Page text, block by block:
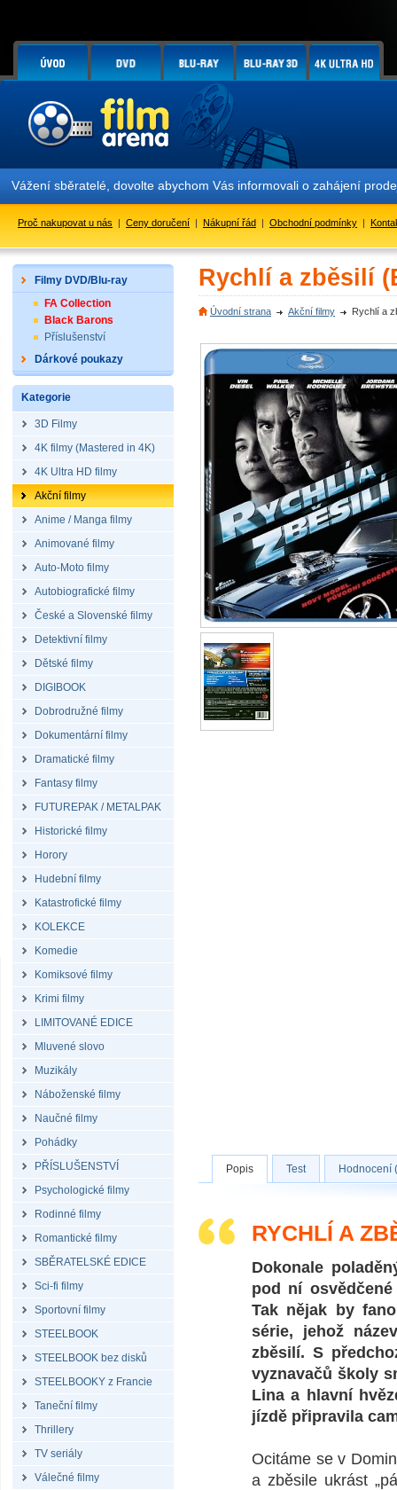
sběratelé, dovolte abychom Vás informovali o zahájení prodeje
Proč nakupovat u nás | Ceny doručení | Nákupní řád | Obchodní podmínky |
Filmy DVD/Blu-ray
FA Collection
Black Barons
Příslušenství
Dárkové poukazy
Kategorie
3D Filmy
4K filmy (Mastered in 4K)
4K Ultra HD filmy
Akční filmy
Anime / Manga filmy
Animované filmy
Auto-Moto filmy
Autobiografické filmy
České a Slovenské filmy
Detektivní filmy
Dětské filmy
DIGIBOOK
Dobrodružné filmy
Dokumentární filmy
Dramatické filmy
Fantasy filmy
FUTUREPAK / METALPAK
Historické filmy
Horory
Hudební filmy
Katastrofické filmy
KOLEKCE
Komedie
Komiksové filmy
Krimi filmy
LIMITOVANÉ EDICE
Mluvené slovo
Muzikály
Náboženské filmy
Naučné filmy
Pohádky
PŘÍSLUŠENSTVÍ
Psychologické filmy
Rodinné filmy
Romantické filmy
SBĚRATELSKÉ EDICE
Sci-fi filmy
Sportovní filmy
STEELBOOK
STEELBOOK bez disků
STEELBOOKY z Francie
Taneční filmy
Thrillery
TV seriály
Válečné filmy
Rychlí a zběsilí
Úvodní strana Akční filmy Rychlí a
Popis Test Hodnocení
RYCHLÍ A
Dokonale
pod ní
Tak nějak by
série, jehož
zběsilí. S
vyznavačů školy
Lina a hlavní
jízdě připravila
Ocitáme se v
a zběsile ukrást